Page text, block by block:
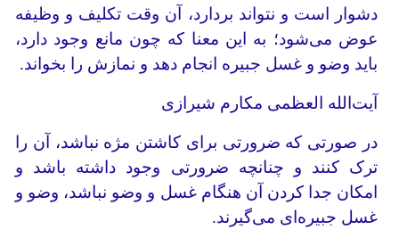
دشوار است و نتواند بردارد، آن وقت تکلیف و وظیفه
عوض می‌شود؛ به این معنا که چون مانع وجود دارد،
باید وضو و غسل جبیره انجام دهد و نمازش را بخواند.
آیت‌الله العظمی مکارم شیرازی
در صورتی که ضرورتی برای کاشتن مژه نباشد، آن را
ترک کنند و چنانچه ضرورتی وجود داشته باشد و
امکان جدا کردن آن هنگام غسل و وضو نباشد، وضو و
غسل جبیره‌ای می‌گیرند.